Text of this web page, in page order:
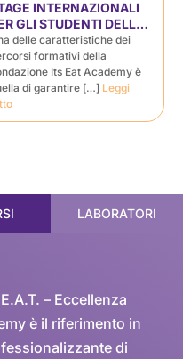
INTERNAZIONALI
GLI STUDENTI DELLA
ITS E.A.T.
delle caratteristiche dei
formativi della
Its Eat Academy è
di garantire […] Leggi
LABORATORI
– Eccellenza
è il riferimento in
di